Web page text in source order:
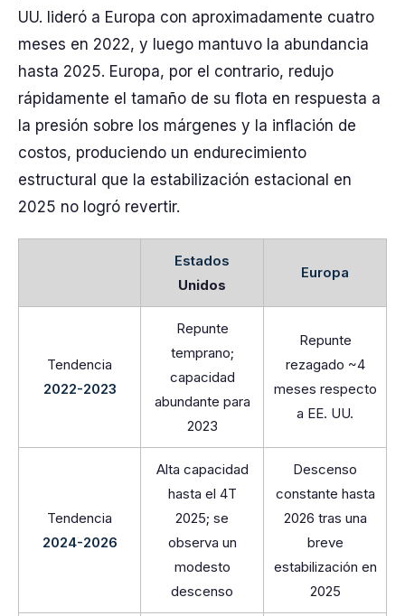
UU. lideró a Europa con aproximadamente cuatro
meses en 2022, y luego mantuvo la abundancia
hasta 2025. Europa, por el contrario, redujo
rápidamente el tamaño de su flota en respuesta a
la presión sobre los márgenes y la inflación de
costos, produciendo un endurecimiento
estructural que la estabilización estacional en
2025 no logró revertir.
Estados
Unidos
Europa
Tendencia
2022-2023
Repunte
temprano;
capacidad
abundante para
2023
Repunte
rezagado ~4
meses respecto
a EE. UU.
Tendencia
2024-2026
Alta capacidad
hasta el 4T
2025; se
observa un
modesto
descenso
Descenso
constante hasta
2026 tras una
breve
estabilización en
2025